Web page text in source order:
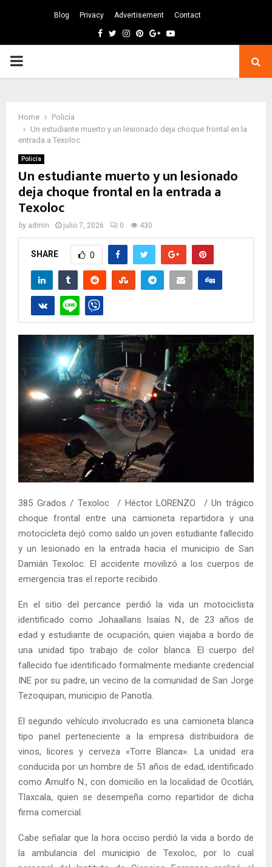
Blog Privacy Advertisement Contact
Facebook
TwitterInstagram
Pinterest
GoogleYoutube
PRIMARY
Home
Policía
Un estudiante muerto y un lesionado deja choque frontal en la
entrada a Texoloc
Policía
Un estudiante muerto y un lesionado
deja choque frontal en la entrada a
Texoloc
by admin julio 7, 2026 0 430
SHARE 0
385 Grados / Texoloc / Héctor LORENZO / Un trágico
choque frontal entre una camioneta repartidora y una
motocicleta dejó como saldo un joven estudiante fallecido
y un lesionado en la entrada hacia el municipio de San
Damián Texoloc. El accidente movilizó a los cuerpos de
emergencia tras el reporte recibido.
En el sitio del percance perdió la vida un motociclista
identificado como Johaallans Isaías N., de 23 años de
edad y estudiante de ocupación, quien viajaba a bordo de
una unidad tipo trabajo de color blanca. El cuerpo del
fallecido fue identificado formalmente mediante credencial
INE por su padre, un vecino de la comunidad de San Jorge
Tezoquipan, municipio de Panotla.
El segundo vehículo involucrado es una camioneta blanca
tipo panel perteneciente a la empresa distribuidora de
vinos, licores y cerveza «Torre Blanca». La unidad era
conducida por un hombre de 51 años de edad, identificado
como Arnulfo N., con domicilio en la localidad de Ocotlán,
Tlaxcala, quien se desempeña como repartidor de dicha
firma comercial.
Cabe señalar que la hora occiso perdió la vida a bordo de
la ambulancia del municipio de Texoloc, por lo cual